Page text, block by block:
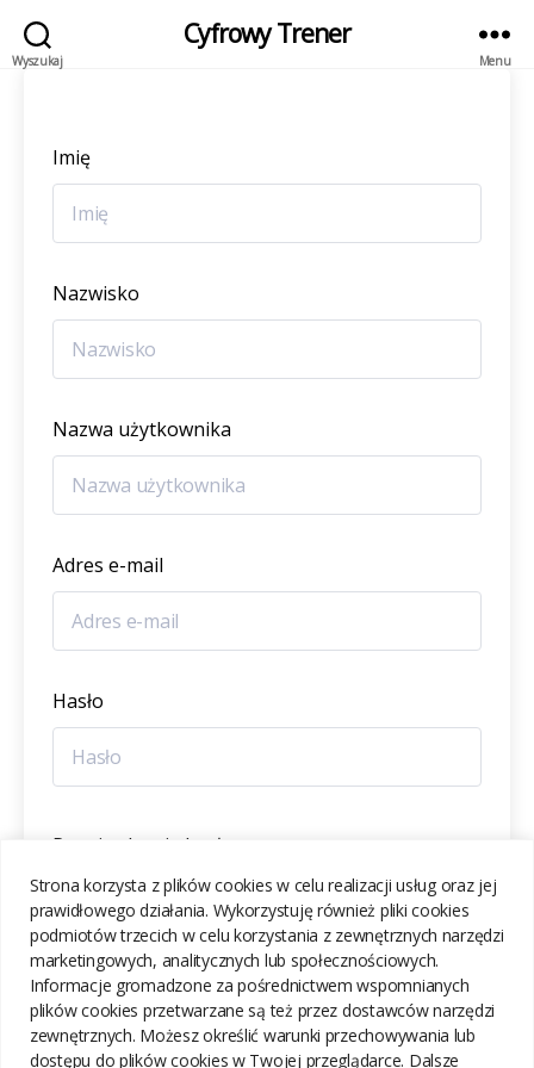
Strona korzysta z plików cookies w celu realizacji usług oraz jej
prawidłowego działania. Wykorzystuję również pliki cookies
podmiotów trzecich w celu korzystania z zewnętrznych narzędzi
marketingowych, analitycznych lub społecznościowych.
Informacje gromadzone za pośrednictwem wspomnianych
plików cookies przetwarzane są też przez dostawców narzędzi
zewnętrznych. Możesz określić warunki przechowywania lub
dostępu do plików cookies w Twojej przeglądarce. Dalsze
Wyszukaj
Cyfrowy Trener
Menu
Imię
Nazwisko
Nazwa użytkownika
Adres e-mail
Hasło
Potwierdzenie hasła
ZAREJESTRUJ SIĘ